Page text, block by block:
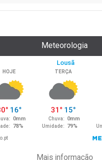
Meteorologia
Mais informação